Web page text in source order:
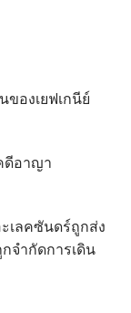
อง​เยฟเกนีย์
ดี​อาญา
เลคซันดร์​ถูก​ส่ง​
จำกัด​การ​เดิน​